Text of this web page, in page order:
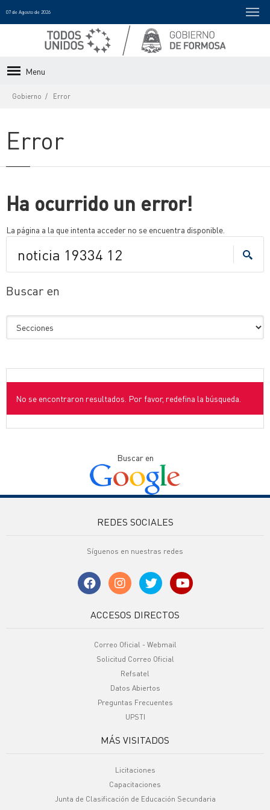
07 de Agosto de 2026
Menu
Gobierno Error
Error
Ha ocurrido un error!
La página a la que intenta acceder no se encuentra disponible.
Buscar en
No se encontraron resultados. Por favor, redefina la búsqueda.
Buscar en
REDES SOCIALES
Síguenos en nuestras redes
ACCESOS DIRECTOS
Correo Oficial - Webmail
Solicitud Correo Oficial
Refsatel
Datos Abiertos
Preguntas Frecuentes
UPSTI
MÁS VISITADOS
Licitaciones
Capacitaciones
Junta de Clasificación de Educación Secundaria